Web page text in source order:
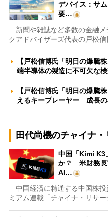
デバイス：サ
要…
新聞や雑誌など多数の金融メ
クアドバイザーズ代表の戸松
【戸松信博氏「明日の爆騰
端半導体の製造に不可欠な
【戸松信博氏「明日の爆騰
えるキープレーヤー 成長
田代尚機のチャイナ・
中国「Kimi K3
か？ 米財務長
AI…
中国経済に精通する中国株投
ミアム連載「チャイナ・リサ